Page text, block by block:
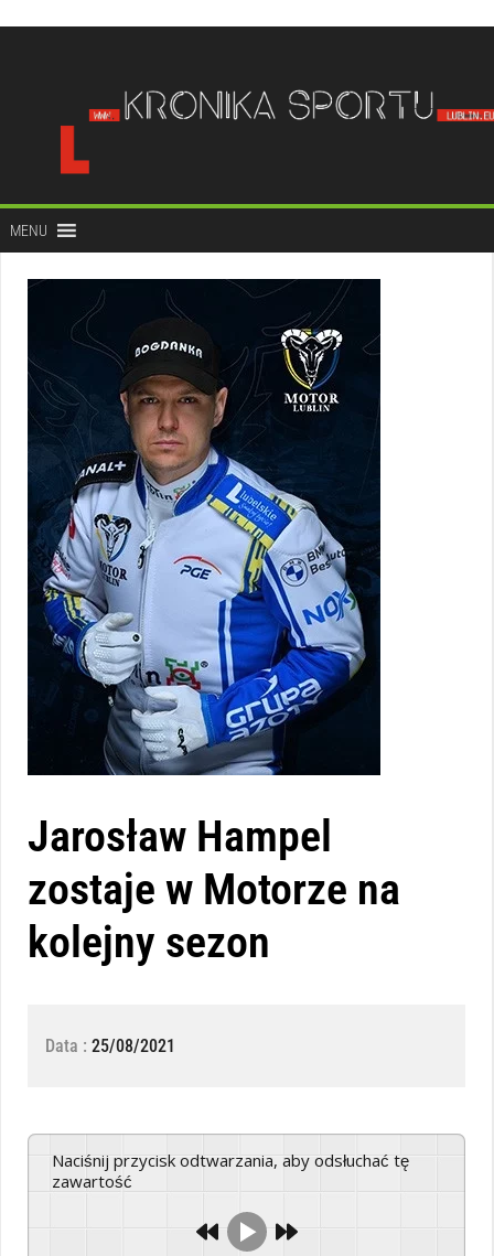
treści
MENU
Jarosław Hampel
zostaje w Motorze na
kolejny sezon
Data : 25/08/2021
Naciśnij przycisk odtwarzania, aby odsłuchać tę
zawartość